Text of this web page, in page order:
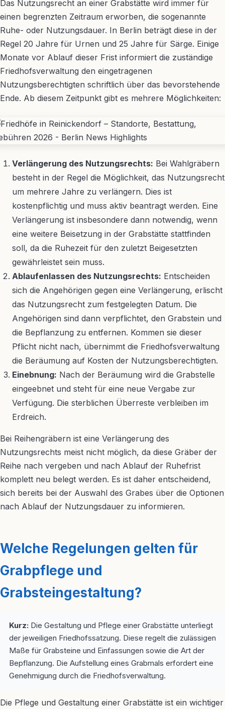
Das Nutzungsrecht an einer Grabstätte wird immer für
einen begrenzten Zeitraum erworben, die sogenannte
Ruhe- oder Nutzungsdauer. In Berlin beträgt diese in der
Regel 20 Jahre für Urnen und 25 Jahre für Särge. Einige
Monate vor Ablauf dieser Frist informiert die zuständige
Friedhofsverwaltung den eingetragenen
Nutzungsberechtigten schriftlich über das bevorstehende
Ende. Ab diesem Zeitpunkt gibt es mehrere Möglichkeiten:
Verlängerung des Nutzungsrechts: Bei Wahlgräbern
besteht in der Regel die Möglichkeit, das Nutzungsrecht
um mehrere Jahre zu verlängern. Dies ist
kostenpflichtig und muss aktiv beantragt werden. Eine
Verlängerung ist insbesondere dann notwendig, wenn
eine weitere Beisetzung in der Grabstätte stattfinden
soll, da die Ruhezeit für den zuletzt Beigesetzten
gewährleistet sein muss.
Ablaufenlassen des Nutzungsrechts: Entscheiden
sich die Angehörigen gegen eine Verlängerung, erlischt
das Nutzungsrecht zum festgelegten Datum. Die
Angehörigen sind dann verpflichtet, den Grabstein und
die Bepflanzung zu entfernen. Kommen sie dieser
Pflicht nicht nach, übernimmt die Friedhofsverwaltung
die Beräumung auf Kosten der Nutzungsberechtigten.
Einebnung: Nach der Beräumung wird die Grabstelle
eingeebnet und steht für eine neue Vergabe zur
Verfügung. Die sterblichen Überreste verbleiben im
Erdreich.
Bei Reihengräbern ist eine Verlängerung des
Nutzungsrechts meist nicht möglich, da diese Gräber der
Reihe nach vergeben und nach Ablauf der Ruhefrist
komplett neu belegt werden. Es ist daher entscheidend,
sich bereits bei der Auswahl des Grabes über die Optionen
nach Ablauf der Nutzungsdauer zu informieren.
Welche Regelungen gelten für
Grabpflege und
Grabsteingestaltung?
Kurz: Die Gestaltung und Pflege einer Grabstätte unterliegt
der jeweiligen Friedhofssatzung. Diese regelt die zulässigen
Maße für Grabsteine und Einfassungen sowie die Art der
Bepflanzung. Die Aufstellung eines Grabmals erfordert eine
Genehmigung durch die Friedhofsverwaltung.
Die Pflege und Gestaltung einer Grabstätte ist ein wichtiger